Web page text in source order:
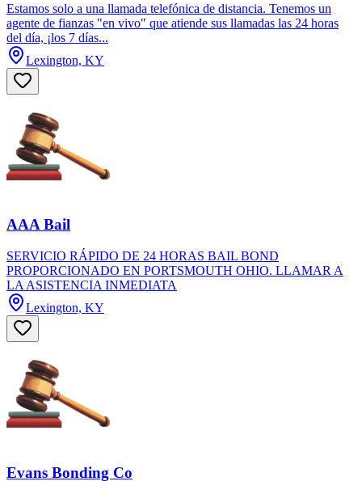
Estamos solo a una llamada telefónica de distancia. Tenemos un
agente de fianzas "en vivo" que atiende sus llamadas las 24 horas
del día, ¡los 7 días...
Lexington, KY
AAA Bail
SERVICIO RÁPIDO DE 24 HORAS BAIL BOND
PROPORCIONADO EN PORTSMOUTH OHIO. LLAMAR A
LA ASISTENCIA INMEDIATA
Lexington, KY
Evans Bonding Co